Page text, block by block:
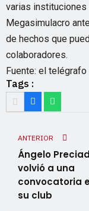
varias
Megasimulacro
de hechos que
colaboradores.
Fuente: el telégrafo
Tags :
ANTERIOR
Ángelo
volvió a una
convocatoria
su club